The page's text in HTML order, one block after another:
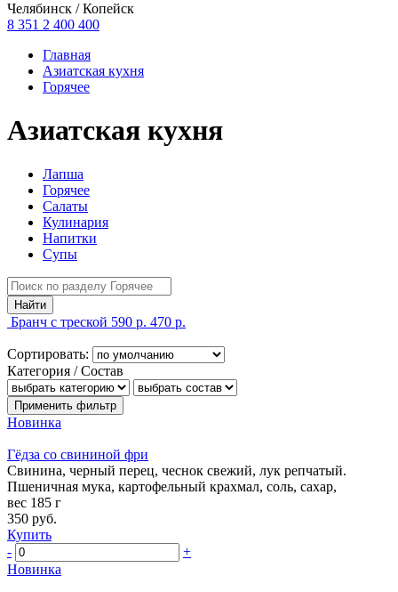
Челябинск / Копейск
8 351 2 400 400
Главная
Азиатская кухня
Горячее
Азиатская кухня
Лапша
Горячее
Салаты
Кулинария
Напитки
Супы
Бранч с треской 590 р. 470 р.
Сортировать:
Категория / Состав
Новинка
Гёдза со свининой фри
Свинина, черный перец, чеснок свежий, лук репчатый.
Пшеничная мука, картофельный крахмал, соль, сахар,
вес 185 г
350 руб.
Купить
-
+
Новинка